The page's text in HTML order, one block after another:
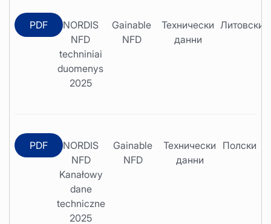
PDF
NORDIS
NFD
techniniai
duomenys
2025
Gainable
NFD
Технически
данни
Литовски
PDF
NORDIS
NFD
Kanałowy
dane
techniczne
2025
Gainable
NFD
Технически
данни
Полски